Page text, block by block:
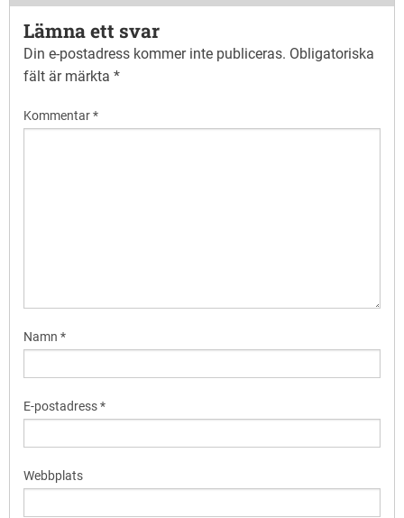
Lämna ett svar
Din e-postadress kommer inte publiceras. Obligatoriska
fält är märkta *
Kommentar*
Namn *
E-postadress*
Webbplats